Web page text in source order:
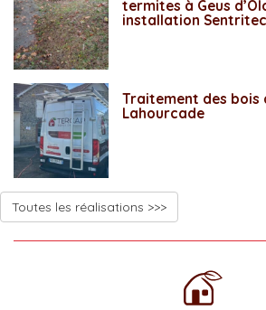
termites à Geus
installation
Traitement des bois
Lahourcade
Toutes les réalisations >>>